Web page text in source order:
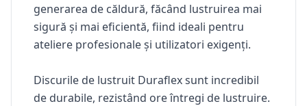
generarea de căldură, făcând lustruirea mai
sigură și mai eficientă, fiind ideali pentru
ateliere profesionale și utilizatori exigenți.
Discurile de lustruit Duraflex sunt incredibil
de durabile, rezistând ore întregi de lustruire.